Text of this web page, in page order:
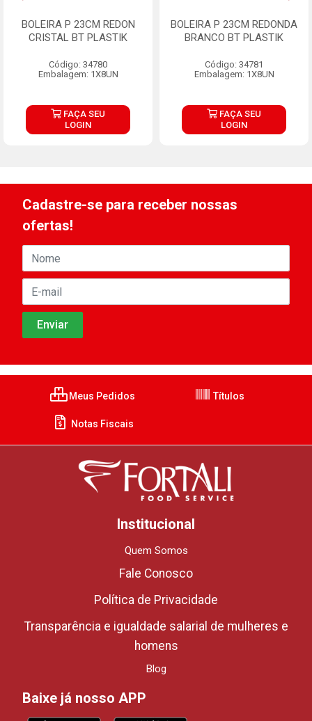
BOLEIRA P 23CM REDON
CRISTAL BT PLASTIK
Código: 34780
Embalagem: 1X8UN
FAÇA SEU
LOGIN
BOLEIRA P 23CM REDONDA
BRANCO BT PLASTIK
Código: 34781
Embalagem: 1X8UN
FAÇA SEU
LOGIN
Cadastre-se para receber nossas
ofertas!
Meus Pedidos Títulos
Notas Fiscais
Institucional
Quem Somos
Fale Conosco
Política de Privacidade
Transparência e igualdade salarial de mulheres e
homens
Blog
Baixe já nosso APP